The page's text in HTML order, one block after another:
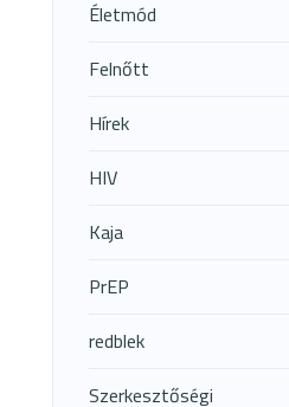
Életmód
Felnőtt
Hírek
HIV
Kaja
PrEP
redblek
Szerkesztőségi